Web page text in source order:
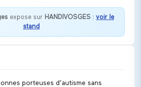
expose sur HANDIVOSGES : voir le
stand
porteuses d’autisme sans